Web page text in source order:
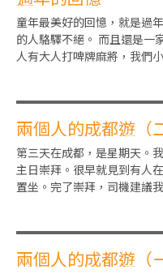
童年最美好的回憶，就是過
的人駱驛不絕。 而且還是一
人有大人打啤牌麻將，我們
兩個人的成都遊（
第三天在成都，是星期天。
主日崇拜。很早就見到有人
置坐。完了崇拜，司機建議
兩個人的成都遊（